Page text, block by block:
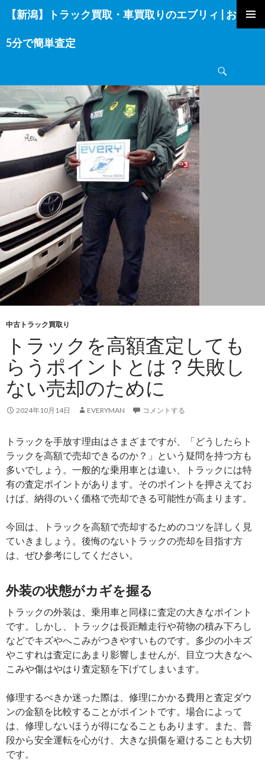
【新潟】トラック買取・車買取りのエブリィ | お電話
5分で簡単査定
ン
テ
へ
キ
ッ
中古トラック買取り
トラックを高額査定しても
らうポイントとは？失敗し
ない売却のために
2024年10月14日 EVERYMAN コメントする
トラックを手放す理由はさまざまですが、「どうしたらト
ラックを高額で売却できるのか？」という疑問を持つ方も
多いでしょう。一般的な乗用車とは違い、トラックには特
有の査定ポイントがあります。そのポイントを押さえてお
けば、納得のいく価格で売却できる可能性が高まります。
今回は、トラックを高額で売却するためのコツを詳しく見
ていきましょう。後悔のないトラックの売却を目指す方
は、ぜひ参考にしてください。
外装の状態がカギを握る
トラックの外装は、乗用車と同様に査定の大きなポイント
です。しかし、トラックは長距離走行や荷物の積み下ろし
などでキズやへこみがつきやすいものです。多少の小キズ
やこすれは査定にあまり影響しませんが、目立つ大きなへ
こみや傷はやはり査定額を下げてしまいます。
修理するべきか迷った際は、修理にかかる費用と査定ダウ
ンの金額を比較することがポイントです。場合によって
は、修理しないほうが得になることもあります。また、普
段から安全運転を心がけ、大きな損傷を避けることも大切
です。